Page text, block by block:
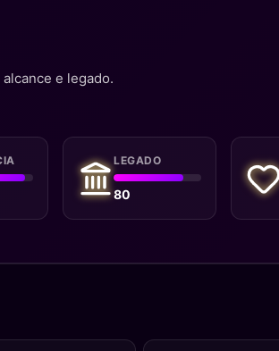
e legado.
LEGADO
80